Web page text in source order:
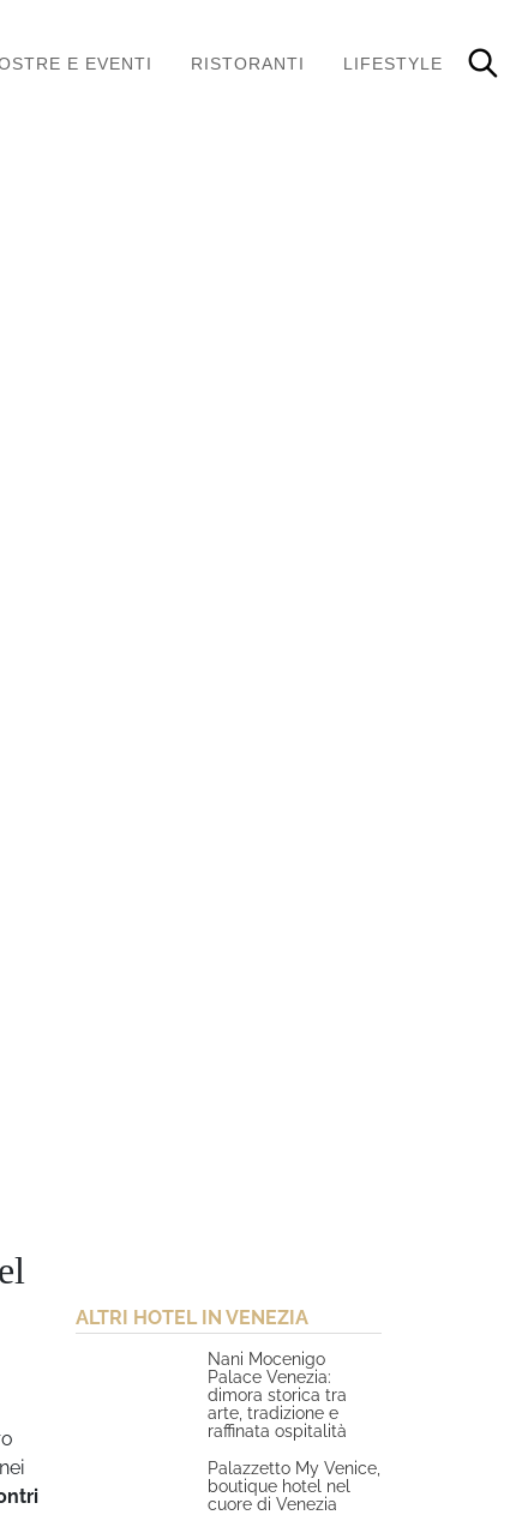
E EVENTI RISTORANTI LIFESTYLE
ALTRI HOTEL IN VENEZIA
Nani Mocenigo
Palace Venezia:
dimora storica tra
arte, tradizione e
raffinata ospitalità
Palazzetto My Venice,
boutique hotel nel
cuore di Venezia